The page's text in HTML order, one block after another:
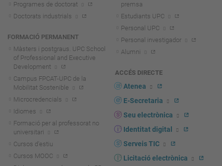
Programes de doctorat
Doctorats industrials
FORMACIÓ PERMANENT
Màsters i postgraus. UPC School
of Professional and Executive
Development
Campus FPCAT-UPC de la
Mobilitat Sostenible
Microcredencials
Idiomes
Formació per al professorat no
universitari
Cursos d'estiu
Cursos MOOC
premsa
Estudiants UPC
Personal UPC
Personal investigador
Alumni
ACCÉS DIRECTE
Atenea
E-Secretaria
Seu electrònica
Identitat digital
Serveis TIC
Licitació electrònica